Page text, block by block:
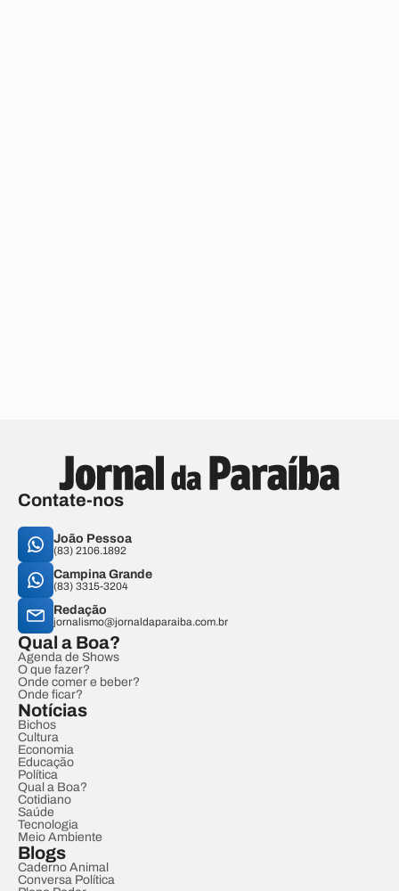
Contate-nos
João Pessoa
(83) 2106.1892
Campina Grande
(83) 3315-3204
Redação
jornalismo@jornaldaparaiba.com.br
Qual a Boa?
Agenda de Shows
O que fazer?
Onde comer e beber?
Onde ficar?
Notícias
Bichos
Cultura
Economia
Educação
Política
Qual a Boa?
Cotidiano
Saúde
Tecnologia
Meio Ambiente
Blogs
Caderno Animal
Conversa Política